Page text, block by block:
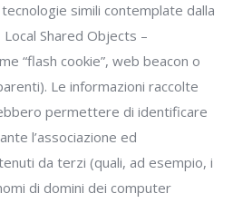
simili contemplate dalla
Shared Objects –
“flash cookie”, web beacon o
Le informazioni raccolte
permettere di identificare
l’associazione ed
da terzi (quali, ad esempio, i
di domini dei computer